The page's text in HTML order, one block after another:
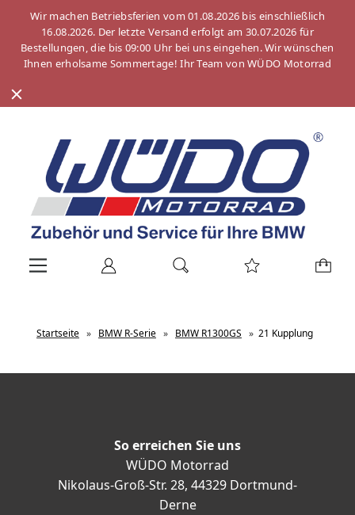
Wir machen Betriebsferien vom 01.08.2026 bis einschließlich
16.08.2026. Der letzte Versand erfolgt am 30.07.2026 für
Bestellungen, die bis 09:00 Uhr bei uns eingehen. Wir wünschen
Ihnen erholsame Sommertage! Ihr Team von WÜDO Motorrad
Startseite » BMW R-Serie » BMW R1300GS » 21 Kupplung
So erreichen Sie uns
WÜDO Motorrad
Nikolaus-Groß-Str. 28, 44329 Dortmund-
Derne